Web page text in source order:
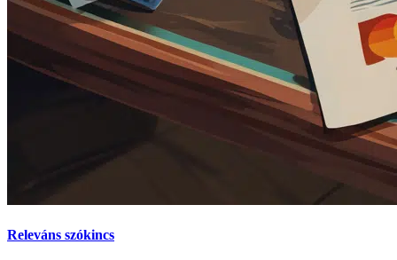
Releváns szókincs